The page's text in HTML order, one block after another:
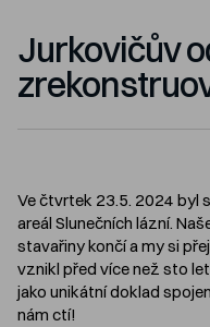
Jurkovičův
Ve čtvrtek 23.5. 2024 byl
areál Slunečních lázní.
stavařiny končí a my si
vznikl před více než sto
jako unikátní doklad
nám ctí!